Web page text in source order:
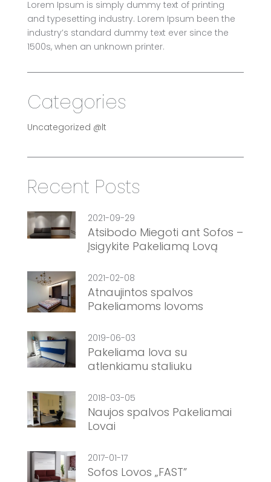
Lorem Ipsum is simply dummy text of printing
and typesetting industry. Lorem Ipsum been the
industry’s standard dummy text ever since the
1500s, when an unknown printer.
Categories
Uncategorized @lt
Recent Posts
2021-09-29
Atsibodo Miegoti ant Sofos –
Įsigykite Pakeliamą Lovą
2021-02-08
Atnaujintos spalvos
Pakeliamoms lovoms
2019-06-03
Pakeliama lova su
atlenkiamu staliuku
2018-03-05
Naujos spalvos Pakeliamai
Lovai
2017-01-17
Sofos Lovos „FAST”